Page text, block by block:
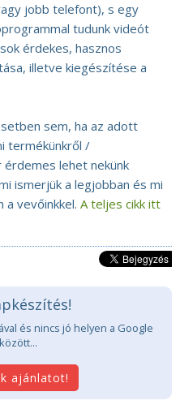
jobb telefont), s egy
tudunk videót
érdekes, hasznos
illetve kiegészítése a
sem, ha az adott
termékünkről /
lehet nekünk
ismerjük a legjobban és mi
a vevőinkkel. A teljes cikk itt
és nincs jó helyen a Google